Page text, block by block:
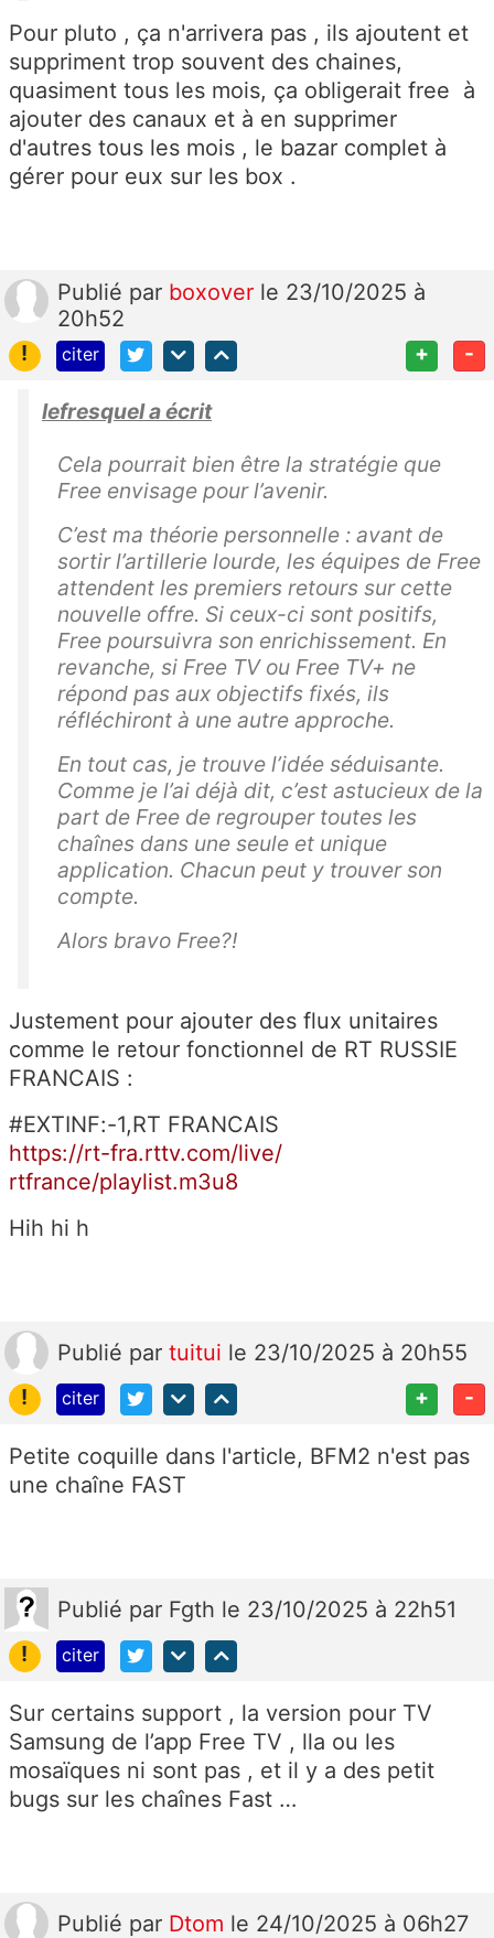
Pour pluto , ça n'arrivera pas , ils ajoutent et
suppriment trop souvent des chaines,
quasiment tous les mois, ça obligerait free à
ajouter des canaux et à en supprimer
d'autres tous les mois , le bazar complet à
gérer pour eux sur les box .
Publié par boxover le 23/10/2025 à
20h52
!
citer + -
lefresquel a écrit
Cela pourrait bien être la stratégie que
Free envisage pour l’avenir.
C’est ma théorie personnelle : avant de
sortir l’artillerie lourde, les équipes de Free
attendent les premiers retours sur cette
nouvelle offre. Si ceux-ci sont positifs,
Free poursuivra son enrichissement. En
revanche, si Free TV ou Free TV+ ne
répond pas aux objectifs fixés, ils
réfléchiront à une autre approche.
En tout cas, je trouve l’idée séduisante.
Comme je l’ai déjà dit, c’est astucieux de la
part de Free de regrouper toutes les
chaînes dans une seule et unique
application. Chacun peut y trouver son
compte.
Alors bravo Free?!
Justement pour ajouter des flux unitaires
comme le retour fonctionnel de RT RUSSIE
FRANCAIS :
#EXTINF:-1,RT FRANCAIS
https://rt-fra.rttv.com/live/
rtfrance/playlist.m3u8
Hih hi h
Publié par tuitui le 23/10/2025 à 20h55
!
citer + -
Petite coquille dans l'article, BFM2 n'est pas
une chaîne FAST
Publié par Fgth le 23/10/2025 à 22h51
!
citer
Sur certains support , la version pour TV
Samsung de l’app Free TV , lla ou les
mosaïques ni sont pas , et il y a des petit
bugs sur les chaînes Fast …
Publié par Dtom le 24/10/2025 à 06h27